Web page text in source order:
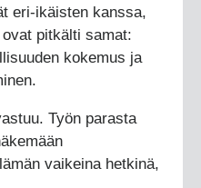
eri-ikäisten kanssa,
pitkälti samat:
kokemus ja
Työn parasta
vaikeina hetkinä,